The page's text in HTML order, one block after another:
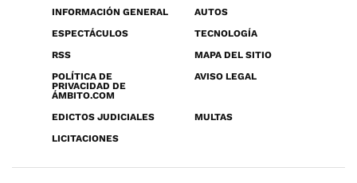
INFORMACIÓN GENERAL
AUTOS
ESPECTÁCULOS
TECNOLOGÍA
RSS
MAPA DEL SITIO
POLÍTICA DE
PRIVACIDAD DE
ÁMBITO.COM
AVISO LEGAL
EDICTOS JUDICIALES
MULTAS
LICITACIONES